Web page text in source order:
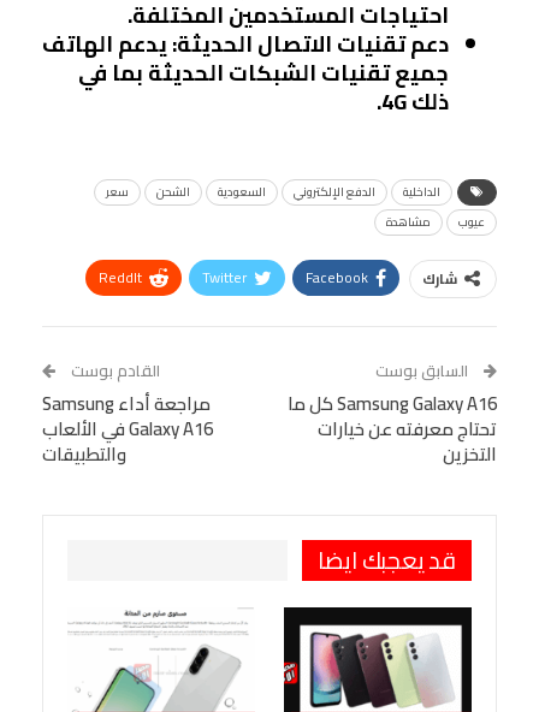
احتياجات المستخدمين المختلفة.
دعم تقنيات الاتصال الحديثة: يدعم الهاتف
جميع تقنيات الشبكات الحديثة بما في
ذلك 4G.
الداخلية الدفع الإلكتروني السعودية الشحن
سعر
عيوب
مشاهدة
شارك Facebook
Twitter
ReddIt
Tumblr
البريد الإلكتروني
StumbleUpon
VK
Digg
LINE
BlackBerry
Viber
السابق بوست
Samsung Galaxy A16 كل ما
تحتاج معرفته عن خيارات
التخزين
القادم بوست
مراجعة أداء Samsung
Galaxy A16 في الألعاب
والتطبيقات
قد يعجبك ايضا